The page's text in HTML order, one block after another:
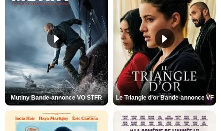
Mutiny Bande-annonce VO STFR Le Triangle d'or Bande-annonce VF